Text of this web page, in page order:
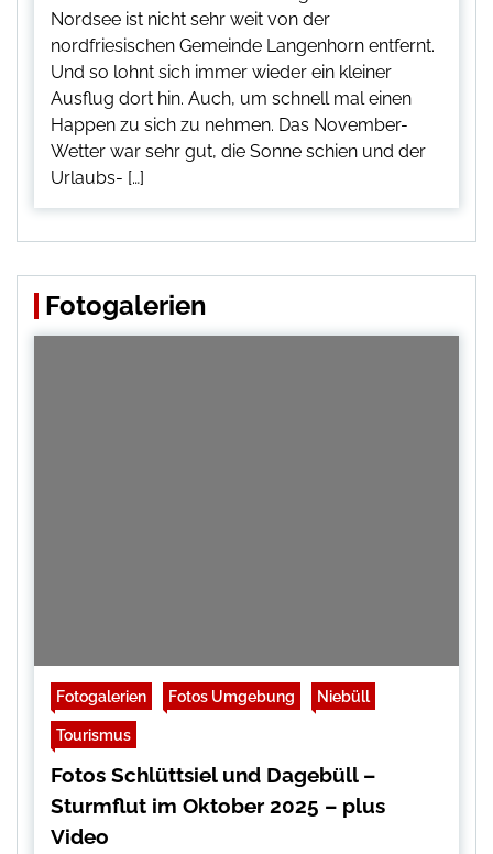
Nordsee ist nicht sehr weit von der
nordfriesischen Gemeinde Langenhorn entfernt.
Und so lohnt sich immer wieder ein kleiner
Ausflug dort hin. Auch, um schnell mal einen
Happen zu sich zu nehmen. Das November-
Wetter war sehr gut, die Sonne schien und der
Urlaubs- […]
Fotogalerien
Fotogalerien Fotos Umgebung Niebüll
Tourismus
Fotos Schlüttsiel und Dagebüll –
Sturmflut im Oktober 2025 – plus
Video